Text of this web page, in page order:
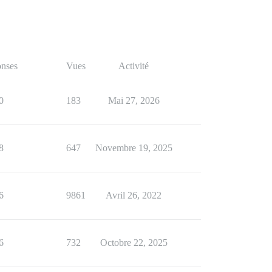
Vues Activité
183 Mai 27, 2026
647 Novembre 19, 2025
9861 Avril 26, 2022
732 Octobre 22, 2025